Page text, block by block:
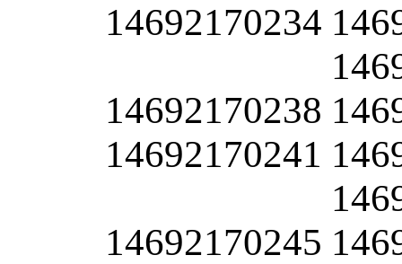
14692170234
14692170238
14692170241
14692170245